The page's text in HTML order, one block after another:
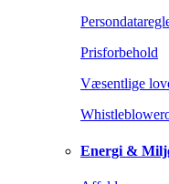
Prisforbehold
Væsentlige
Energi &